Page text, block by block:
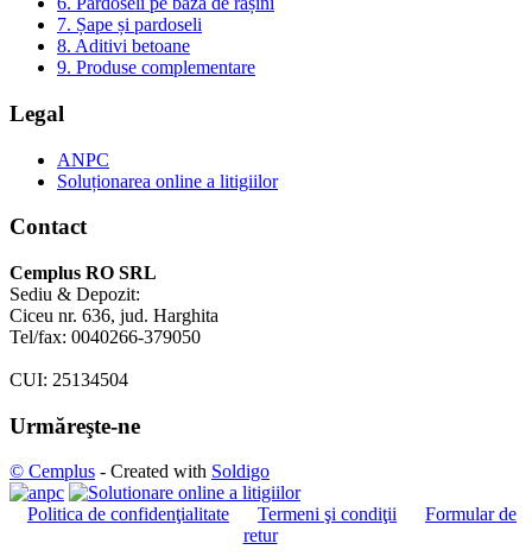
7. Șape și pardoseli
8. Aditivi betoane
9. Produse complementare
Legal
ANPC
Soluționarea online a litigiilor
Contact
Cemplus RO SRL
Sediu & Depozit:
Ciceu nr. 636, jud. Harghita
Tel/fax: 0040266-379050
CUI: 25134504
Urmăreşte-ne
© Cemplus - Created with Soldigo
Politica de confidenţialitate Termeni şi condiţii
Formular de
retur